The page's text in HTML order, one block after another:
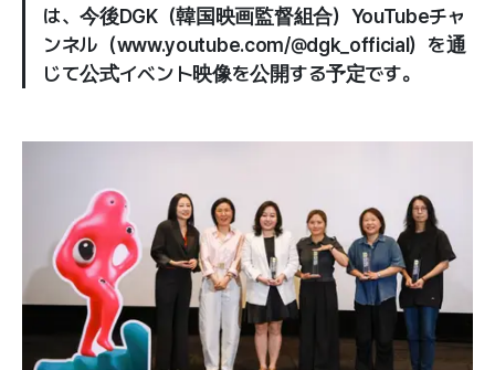
は、今後DGK（韓国映画監督組合）YouTubeチャ
ンネル（www.youtube.com/@dgk_official）を通
じて公式イベント映像を公開する予定です。